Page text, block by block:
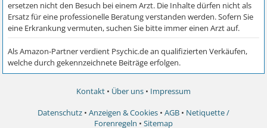
Kontakt • Über uns • Impressum
Datenschutz • Anzeigen & Cookies • AGB • Netiquette /
Forenregeln • Sitemap